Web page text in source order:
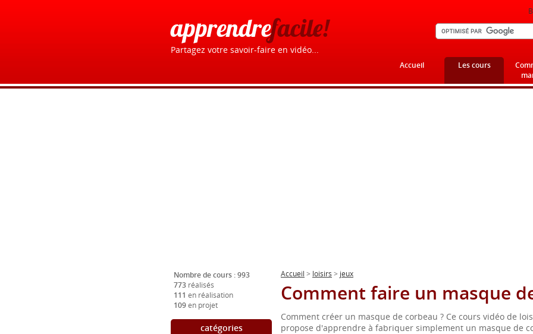
apprendrefacile!
Partagez votre savoir-faire en vidéo...
Accueil Les cours
Nombre de cours : 993
773 réalisés
111 en réalisation
109en projet
catégories
Accueil > loisirs > jeux
Comment faire un masque
Comment créer un masque de corbeau ? Ce cours vidéo de
propose d'apprendre à fabriquer simplement un masque de